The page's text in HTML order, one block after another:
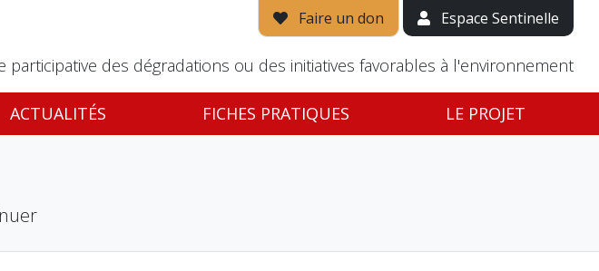
Faire un don Espace Sentinelle
participative des dégradations ou des initiatives favorables à l'environnement
ACTUALITÉS FICHES PRATIQUES LE PROJET